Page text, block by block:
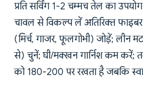
प्रति सर्विंग 1-2 चम्मच तेल का
चावल से विकल्प लें अतिरिक्त
(मिर्च, गाजर, फूलगोभी) जोड़ें;
से) चुनें; घी/मक्खन गार्निश कम करें;
को 180-200 पर रखता है जबकि